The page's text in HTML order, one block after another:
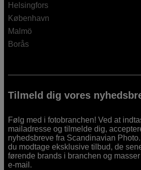
Helsingfors
København
Malmö
Borås
Tilmeld dig vores
Følg med i fotobranchen! Ved at
mailadresse og tilmelde dig,
nyhedsbreve fra Scandinavian
du modtage eksklusive tilbud, de
førende brands i branchen og
e-mail.